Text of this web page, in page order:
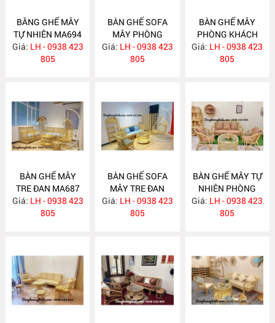
BĂNG GHẾ MÂY
TỰ NHIÊN MA694
Giá: LH - 0938 423
805
BÀN GHẾ SOFA
MÂY PHÒNG
KHÁCH MA689
Giá: LH - 0938 423
805
BÀN GHẾ MÂY
PHÒNG KHÁCH
MA688
Giá: LH - 0938 423
805
BÀN GHẾ MÂY
TRE ĐAN MA687
Giá: LH - 0938 423
805
BÀN GHẾ SOFA
MÂY TRE ĐAN
MA686
Giá: LH - 0938 423
805
BÀN GHẾ MÂY TỰ
NHIÊN PHÒNG
KHÁCH MA685
Giá: LH - 0938 423
805